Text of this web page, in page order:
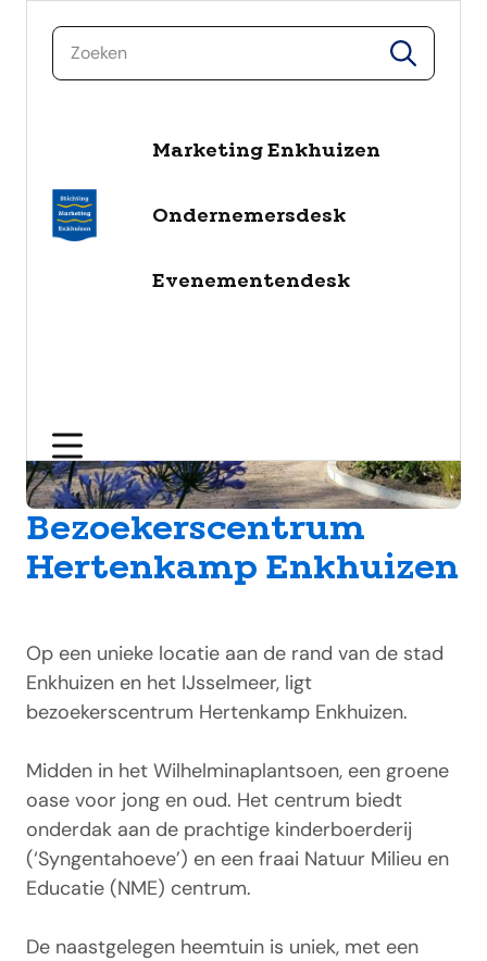
Marketing Enkhuizen
Ondernemersdesk
Evenementendesk
zoeken
zoeken
Bezoekerscentrum
Hertenkamp Enkhuizen
Op een unieke locatie aan de rand van de stad
Enkhuizen en het IJsselmeer, ligt
bezoekerscentrum Hertenkamp Enkhuizen.
Midden in het Wilhelminaplantsoen, een groene
oase voor jong en oud. Het centrum biedt
onderdak aan de prachtige kinderboerderij
(‘Syngentahoeve’) en een fraai Natuur Milieu en
Educatie (NME) centrum.
De naastgelegen heemtuin is uniek, met een